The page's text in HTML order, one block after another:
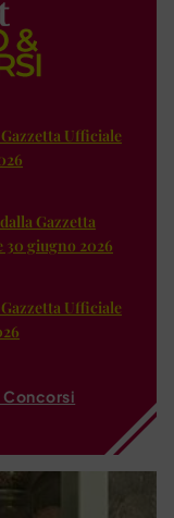
Ufficiale
Gazzetta
30 giugno 2026
Ufficiale
Concorsi